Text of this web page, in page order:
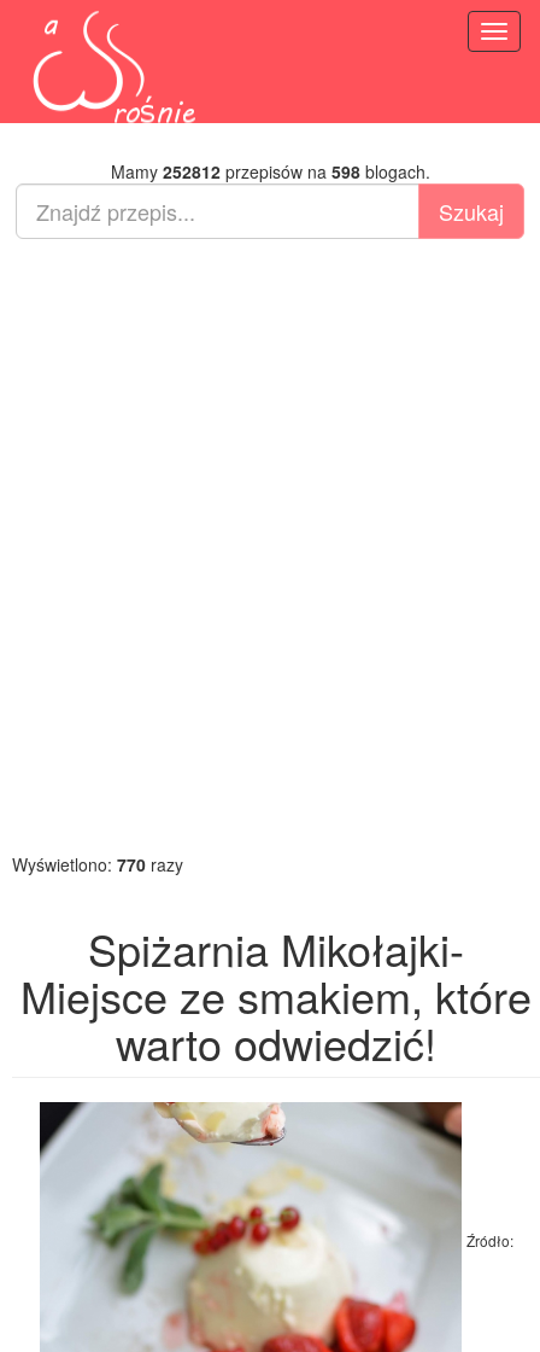
Mamy 252812przepisów na 598blogach.
Wyświetlono: 770 razy
Spiżarnia Mikołajki-
Miejsce ze smakiem, które
warto odwiedzić!
Źródło: